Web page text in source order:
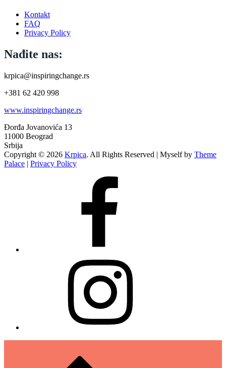
Kontakt
FAQ
Privacy Policy
Nađite nas:
krpica@inspiringchange.rs
+381 62 420 998
www.inspiringchange.rs
Đorđa Jovanovića 13
11000 Beograd
Srbija
Copyright © 2026 Krpica. All Rights Reserved | Myself by Theme
Palace | Privacy Policy